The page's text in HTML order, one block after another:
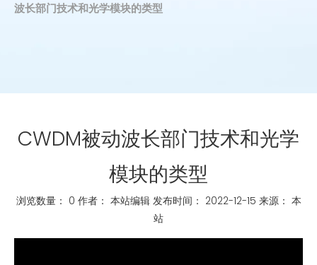
波长部门技术和光学模块的类型
CWDM被动波长部门技术和光学
模块的类型
浏览数量： 0 作者： 本站编辑 发布时间： 2022-12-15 来源： 本
站
["whatsapp","linkedin","line","facebook"]